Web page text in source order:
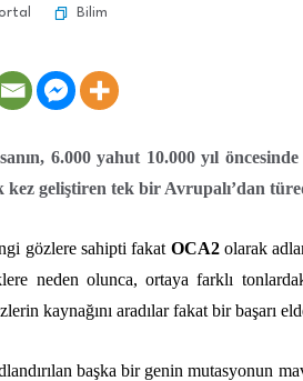
Bilim
6.000 yahut 10.000 yıl
geliştiren tek bir Avrupalı’dan
gözlere sahipti fakat OCA2olarak
neden olunca, ortaya farklı
kaynağını aradılar fakat bir başarı
başka bir genin mutasyonun